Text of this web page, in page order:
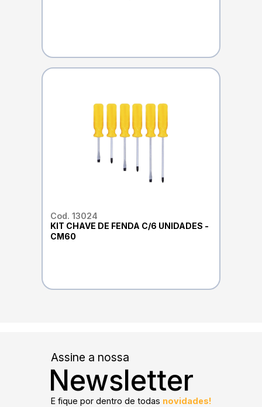
Cod. 13024
KIT CHAVE DE FENDA C/6 UNIDADES -
CM60
Assine a nossa
Newsletter
E fique por dentro de todas novidades!